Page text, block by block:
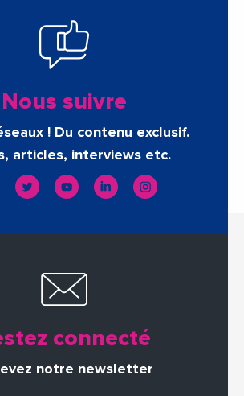
Nous suivre
! Du contenu exclusif.
articles, interviews etc.
connecté
notre newsletter